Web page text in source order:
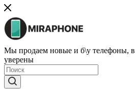
Мы продаем новые и б\у телефоны,
уверены